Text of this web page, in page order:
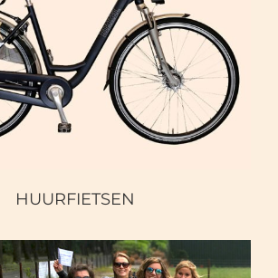
HUURFIETSEN
HUURFIETSEN